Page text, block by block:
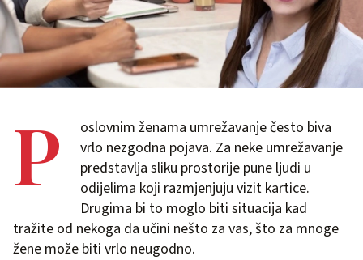
P
oslovnim ženama umrežavanje često biva
vrlo nezgodna pojava. Za neke umrežavanje
predstavlja sliku prostorije pune ljudi u
odijelima koji razmjenjuju vizit kartice.
Drugima bi to moglo biti situacija kad
tražite od nekoga da učini nešto za vas, što za mnoge
žene može biti vrlo neugodno.